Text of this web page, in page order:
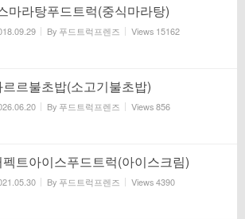
마라탕푸드트럭(중식마라탕)
By 푸드트럭프렌즈 Views 15162
르불초밥(소고기불초밥)
By 푸드트럭프렌즈 Views856
트아이스푸드트럭(아이스크림)
By 푸드트럭프렌즈 Views4390